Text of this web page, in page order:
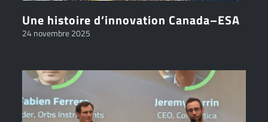
Une histoire d’innovation Canada–ESA
24 novembre 2025